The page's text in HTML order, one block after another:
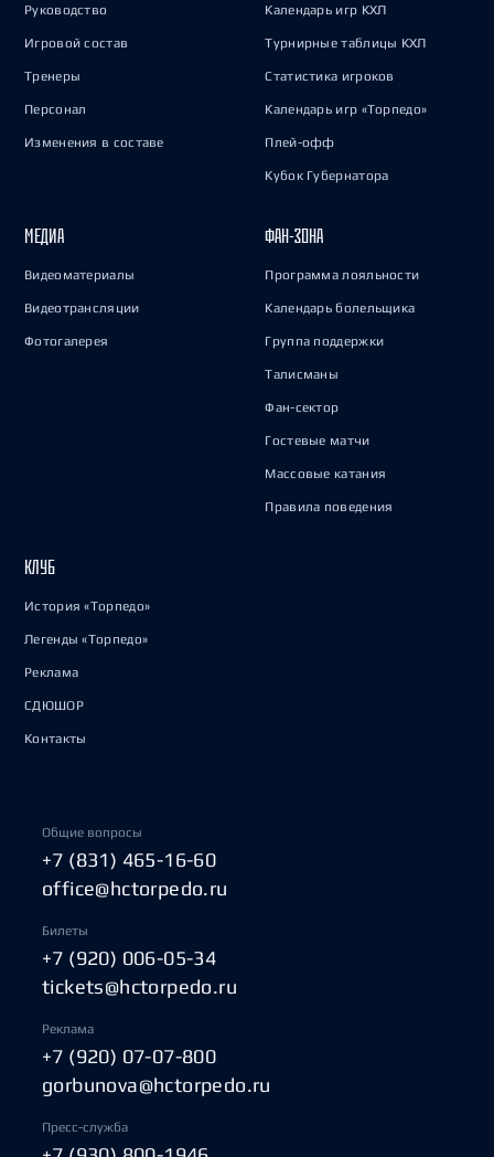
Руководство
Игровой состав
Тренеры
Персонал
Изменения в составе
Календарь игр КХЛ
Турнирные таблицы КХЛ
Статистика игроков
Календарь игр «Торпедо»
Плей-офф
Кубок Губернатора
МЕДИА
Видеоматериалы
Видеотрансляции
Фотогалерея
ФАН-ЗОНА
Программа лояльности
Календарь болельщика
Группа поддержки
Талисманы
Фан-сектор
Гостевые матчи
Массовые катания
Правила поведения
КЛУБ
История «Торпедо»
Легенды «Торпедо»
Реклама
СДЮШОР
Контакты
Общие вопросы
+7 (831) 465-16-60
office@hctorpedo.ru
Билеты
+7 (920) 006-05-34
tickets@hctorpedo.ru
Реклама
+7 (920) 07-07-800
gorbunova@hctorpedo.ru
Пресс-служба